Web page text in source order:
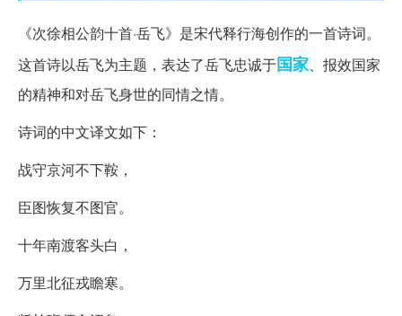
《次徐相公韵十首·岳飞》是宋代释行海创作的一首诗词。
这首诗以岳飞为主题，表达了岳飞忠诚于国家、报效国家
的精神和对岳飞身世的同情之情。
诗词的中文译文如下：
战守京河不下鞍，
臣图恢复不图官。
十年南渡客头白，
万里北征戎瞻寒。